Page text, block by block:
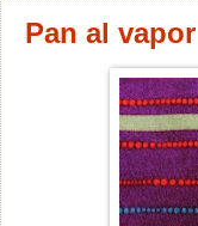
Pan al